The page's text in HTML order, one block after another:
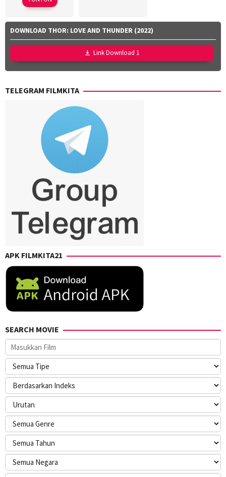
Ibrahim
Habibie
Alkateer
DOWNLOAD THOR: LOVE AND THUNDER (2022)
Link Download 1
TELEGRAM FILMKITA
APK FILMKITA21
SEARCH MOVIE